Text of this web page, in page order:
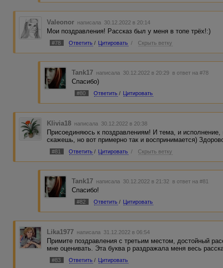
Valeonor написала 30.12.2022 в 20:14
Мои поздравления! Рассказ был у меня в топе трёх!:)
#78 Ответить / Цитировать / Скрыть ветку
Tank17 написала 30.12.2022 в 20:29 в ответ на #78
Спасибо)
#80 Ответить / Цитировать
Klivia18 написала 30.12.2022 в 20:38
Присоединяюсь к поздравлениям! И тема, и
скажешь, но вот примерно так и воспринимается)
#81 Ответить / Цитировать / Скрыть ветку
Tank17 написала 30.12.2022 в 21:32 в ответ на #81
Спасибо!
#82 Ответить / Цитировать
Lika1977 написала 31.12.2022 в 06:54
Примите поздравления с третьим местом, достойный
мне оценивать. Эта буква р раздражала меня весь
#83 Ответить / Цитировать